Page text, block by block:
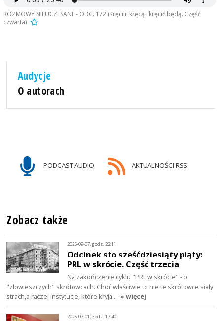
ROZMOWY NIEUCZESANE - ODC. 172 (Kręcili, kręcą i kręcić będą. Część
czwarta)
Audycje
O autorach
PODCAST AUDIO AKTUALNOŚCI RSS
Zobacz także
2025-09-07, godz. 22:11
Odcinek sto sześćdziesiąty piąty:
PRL w skrócie. Część trzecia
Na zakończenie cyklu "PRL w skrócie" - o
"złowieszczych" skrótowcach. Choć właściwie to nie te skrótowce siały
strach,a raczej instytucje, które kryją… » więcej
2025-07-01, godz. 17:40